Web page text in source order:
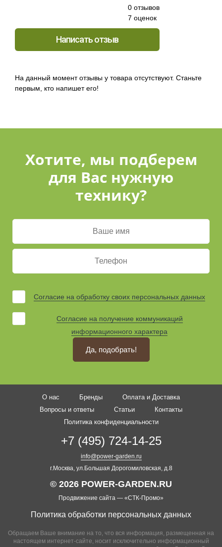
0 отзывов
7 оценок
Написать отзыв
На данный момент отзывы у товара отсутствуют. Станьте
первым, кто напишет его!
Хотите, мы подберем
для Вас нужную
технику?
Согласие на обработку своих персональных данных
Согласие на получение коммуникаций
информационного характера
Да, подобрать!
О нас Бренды
Оплата и Доставка
Вопросы и ответы
Статьи
Контакты
Политика конфиденциальности
+7 (495) 724-14-25
info@power-garden.ru
г.Москва, ул.Большая Дорогомиловская, д.8
Обращаем Ваше внимание на то, что вся информация, размещенная на
настоящем интернет-сайте, носит исключительно информационный
© 2026 POWER-GARDEN.RU
Продвижение сайта — «СТК-Промо»
Политика обработки персональных данных